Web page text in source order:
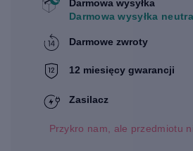
Darmowa wysyłka
Darmowa wysyłka
Darmowe zwroty
12 miesięcy gwarancji
Zasilacz
Przykro nam, ale przedmiotu